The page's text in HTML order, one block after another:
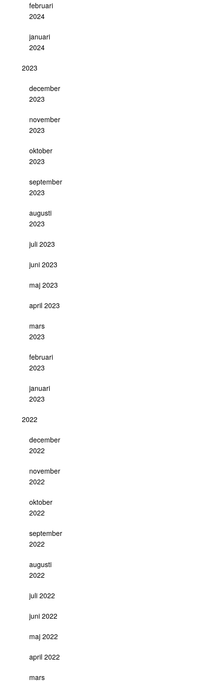
februari
2024
januari
2024
2023
december
2023
november
2023
oktober
2023
september
2023
augusti
2023
juli 2023
juni 2023
maj 2023
april 2023
mars
2023
februari
2023
januari
2023
2022
december
2022
november
2022
oktober
2022
september
2022
augusti
2022
juli 2022
juni 2022
maj 2022
april 2022
mars